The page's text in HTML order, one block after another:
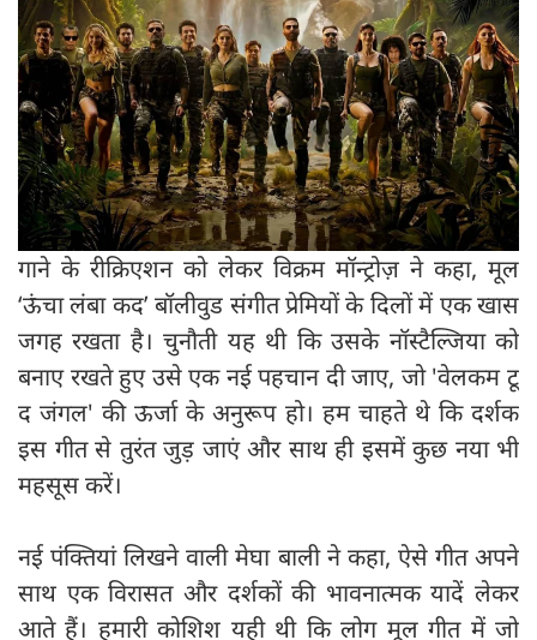
गाने के रीक्रिएशन को लेकर विक्रम मॉन्ट्रोज़ ने कहा, मूल
‘ऊंचा लंबा कद’ बॉलीवुड संगीत प्रेमियों के दिलों में एक खास
जगह रखता है। चुनौती यह थी कि उसके नॉस्टैल्जिया को
बनाए रखते हुए उसे एक नई पहचान दी जाए, जो 'वेलकम टू
द जंगल' की ऊर्जा के अनुरूप हो। हम चाहते थे कि दर्शक
इस गीत से तुरंत जुड़ जाएं और साथ ही इसमें कुछ नया भी
महसूस करें।
नई पंक्तियां लिखने वाली मेघा बाली ने कहा, ऐसे गीत अपने
साथ एक विरासत और दर्शकों की भावनात्मक यादें लेकर
आते हैं। हमारी कोशिश यही थी कि लोग मूल गीत में जो